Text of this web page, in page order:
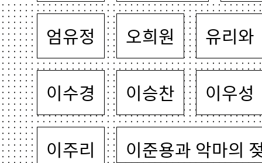
엄유정 오희원 유리와
이수경 이승찬 이우성
이주리 이준용과 악마의